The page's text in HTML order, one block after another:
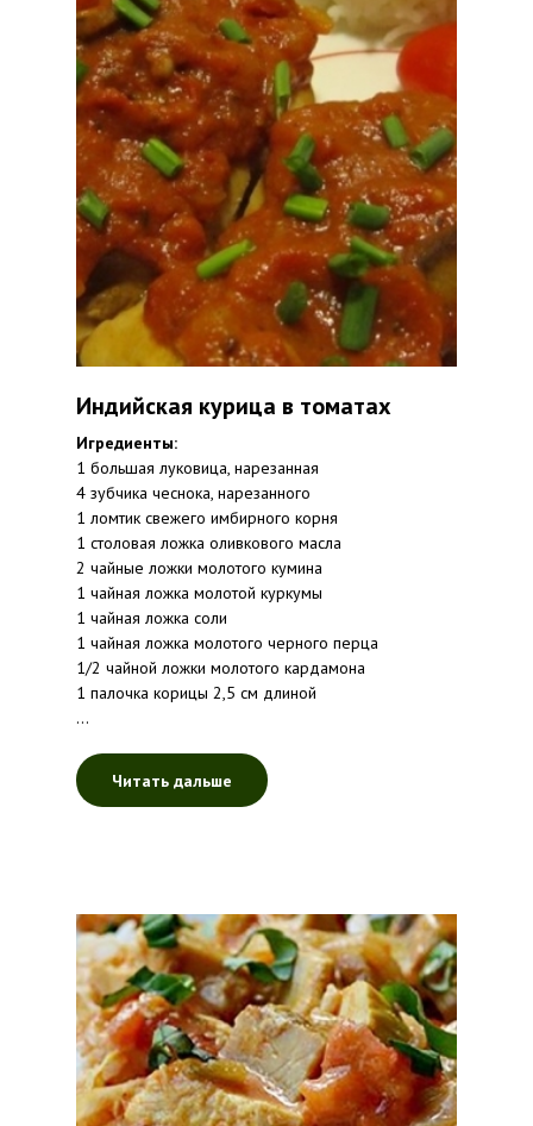
Индийская курица в томатах
Игредиенты:
1 большая луковица, нарезанная
4 зубчика чеснока, нарезанного
1 ломтик свежего имбирного корня
1 столовая ложка оливкового масла
2 чайные ложки молотого кумина
1 чайная ложка молотой куркумы
1 чайная ложка соли
1 чайная ложка молотого черного перца
1/2 чайной ложки молотого кардамона
1 палочка корицы 2,5 см длиной
...
Читать дальше